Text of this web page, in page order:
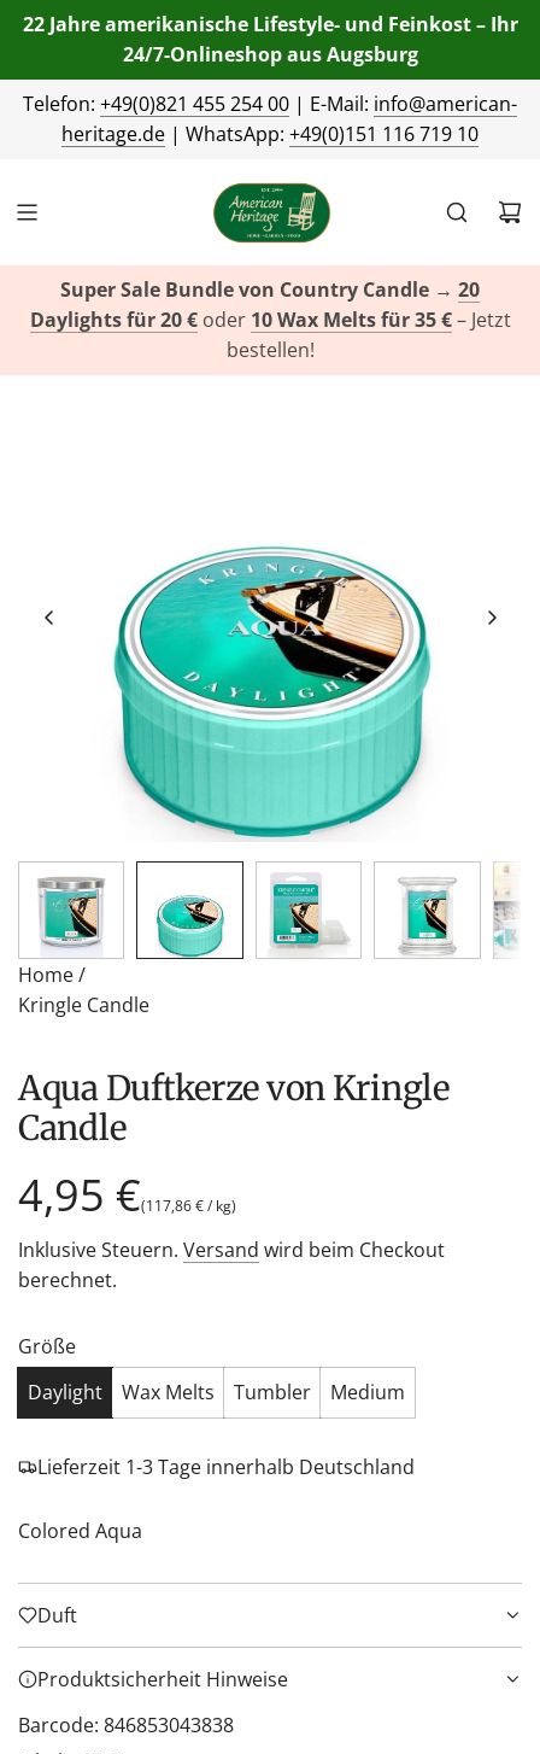
22 Jahre amerikanische Lifestyle- und Feinkost – Ihr
24/7-Onlineshop aus Augsburg
Telefon: +49(0)821 455 254 00 | E-Mail: info@american-
heritage.de | WhatsApp: +49(0)151 116 719 10
Super Sale Bundle von Country Candle → 20
Daylights für 20 €oder 10 Wax Melts für 35 €– Jetzt
bestellen!
Home/
Kringle Candle
Aqua Duftkerze von Kringle
Candle
Regulärer
Preis
4,95 €(117,86 €/ kg)
Inklusive Steuern. Versand wird beim Checkout
berechnet.
Größe
Daylight
Wax Melts Tumbler Medium
Lieferzeit 1-3 Tage innerhalb Deutschland
Colored Aqua
Duft
Produktsicherheit Hinweise
Barcode: 846853043838